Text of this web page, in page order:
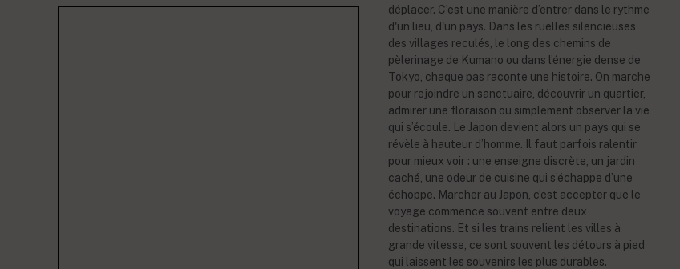
déplacer. C’est une manière d’entrer dans le rythme
d'un lieu, d'un pays. Dans les ruelles silencieuses
des villages reculés, le long des chemins de
pèlerinage de Kumano ou dans l’énergie dense de
Tokyo, chaque pas raconte une histoire. On marche
pour rejoindre un sanctuaire, découvrir un quartier,
admirer une floraison ou simplement observer la vie
qui s’écoule. Le Japon devient alors un pays qui se
révèle à hauteur d’homme. Il faut parfois ralentir
pour mieux voir : une enseigne discrète, un jardin
caché, une odeur de cuisine qui s’échappe d’une
échoppe. Marcher au Japon, c’est accepter que le
voyage commence souvent entre deux
destinations. Et si les trains relient les villes à
grande vitesse, ce sont souvent les détours à pied
qui laissent les souvenirs les plus durables.